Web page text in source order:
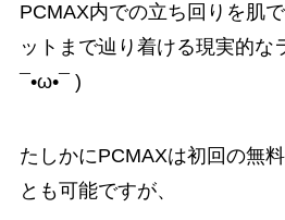
PCMAX内での立ち回りを肌
ットまで辿り着ける現実的な
¯•ω•¯ )
たしかにPCMAXは初回の無
とも可能ですが、